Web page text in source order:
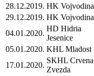
28.12.2019. HK Vojvodina
29.12.2019. HK Vojvodina
04.01.2020.
HD Hidria
Jesenice
05.01.2020. KHL Mladost
17.01.2020.
SKHL Crvena
Zvezda